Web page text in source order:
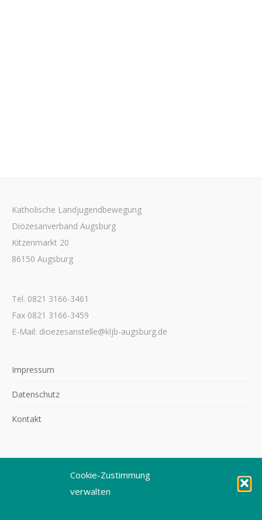
Cookie-Zustimmung
verwalten
Katholische Landjugendbewegung
Diözesanverband Augsburg
Kitzenmarkt 20
86150 Augsburg
Tel. 0821 3166-3461
Fax 0821 3166-3459
E-Mail: dioezesanstelle@kljb-augsburg.de
Impressum
Datenschutz
Kontakt
©2026 KLJB Augsburg